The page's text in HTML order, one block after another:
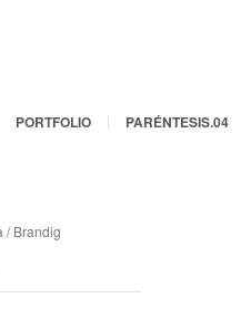
PORTFOLIO PARÉNTESIS.04
/ Brandig